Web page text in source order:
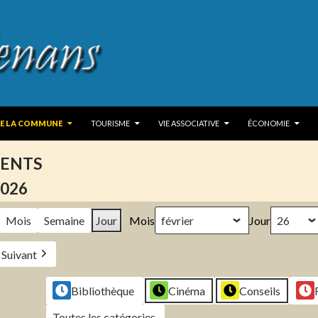
LA COMMUNE
TOURISME VIE ASSOCIATIVE ÉCONOMIE
Mois Semaine Jour Mois Jour
Suivant
Bibliothèque Cinéma Conseils